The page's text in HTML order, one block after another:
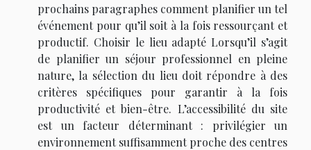
prochains paragraphes comment planifier un tel
événement pour qu’il soit à la fois ressourçant et
productif. Choisir le lieu adapté Lorsqu’il s’agit
de planifier un séjour professionnel en pleine
nature, la sélection du lieu doit répondre à des
critères spécifiques pour garantir à la fois
productivité et bien-être. L’accessibilité du site
est un facteur déterminant : privilégier un
environnement suffisamment proche des centres